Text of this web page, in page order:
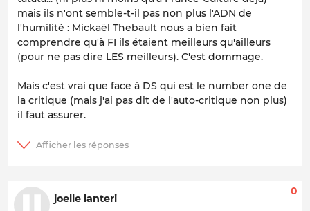
mais ils n'ont semble-t-il pas non plus l'ADN de
l'humilité : Mickaël Thebault nous a bien fait
comprendre qu'à FI ils étaient meilleurs qu'ailleurs
(pour ne pas dire LES meilleurs). C'est dommage.
Mais c'est vrai que face à DS qui est le number one de
la critique (mais j'ai pas dit de l'auto-critique non plus)
il faut assurer.
joelle lanteri
0